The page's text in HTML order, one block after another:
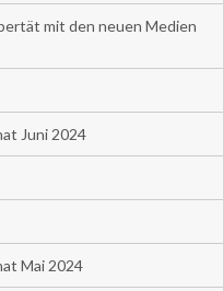
mit den neuen Medien
Juni 2024
Mai 2024